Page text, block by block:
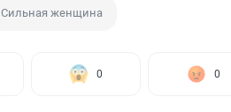
Сильная женщина
0 0